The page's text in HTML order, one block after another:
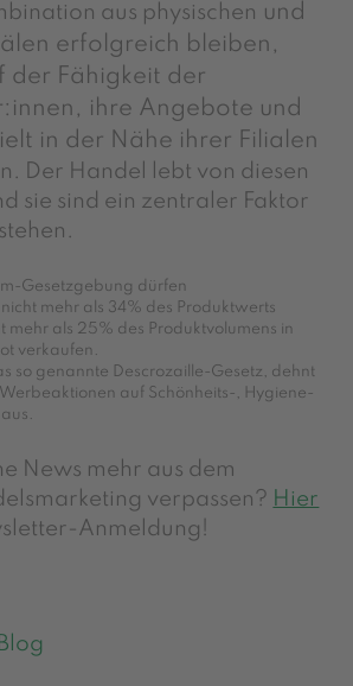
aus physischen und
erfolgreich bleiben,
der Fähigkeit der
ihre Angebote und
in der Nähe ihrer Filialen
Der Handel lebt von diesen
sie sind ein zentraler Faktor
Gesetzgebung dürfen
mehr als 34% des Produktwerts
mehr als 25% des Produktvolumens in
verkaufen.
so genannte Descrozaille-Gesetz, dehnt
auf Schönheits-, Hygiene-
News mehr aus dem
verpassen? Hier
Anmeldung!